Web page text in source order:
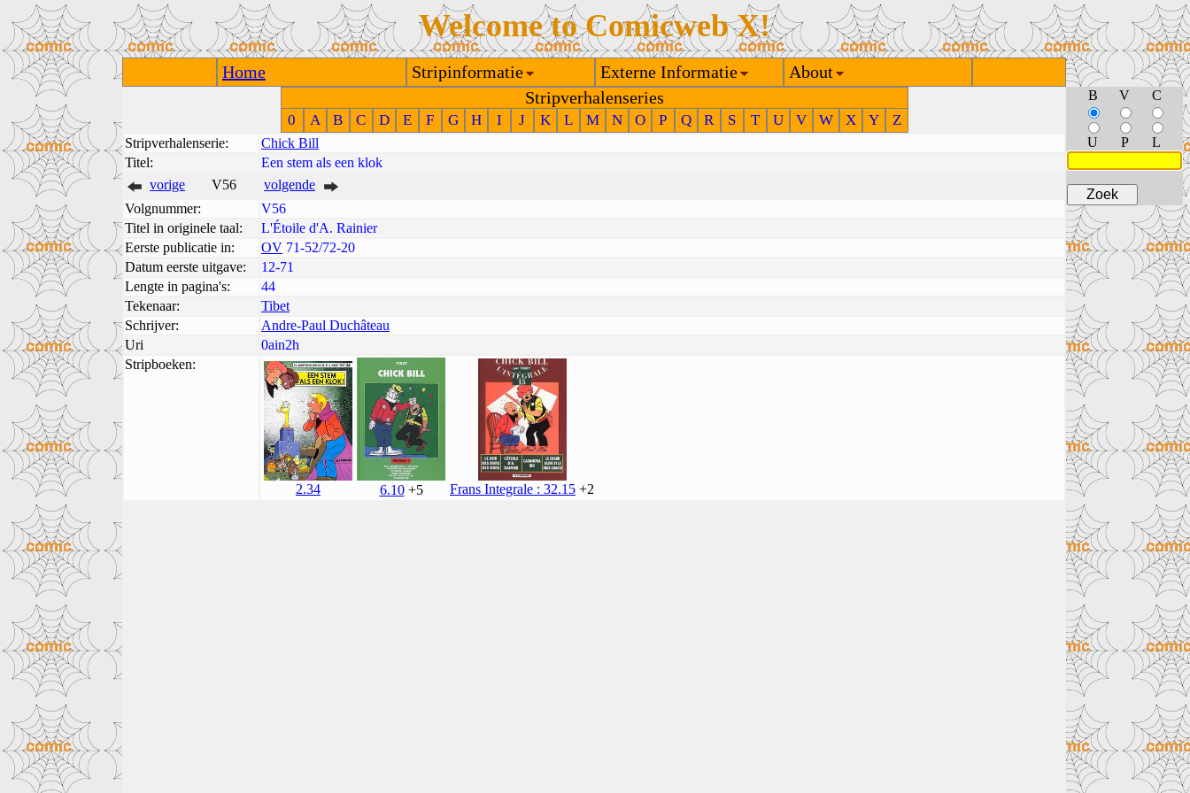
Welcome to Comicweb X!
Home Stripinformatie Externe Informatie
About
Stripverhalenseries
0 A B C D E F G H I J K L M N O P Q R S T U V W X Y Z
Stripverhalenserie:
Chick Bill
Titel:
Een stem als een klok
vorige
V56
volgende
Volgnummer:
V56
Titel in originele taal:
L'Étoile d'A. Rainier
Eerste publicatie in:
OV 71-52/72-20
Datum eerste uitgave:
12-71
Lengte in pagina's:
44
Tekenaar:
Tibet
Schrijver:
Andre-Paul Duchâteau
Uri
0ain2h
Stripboeken:
2.34 6.10+5 Frans Integrale : 32.15 +2
B V C
U P L